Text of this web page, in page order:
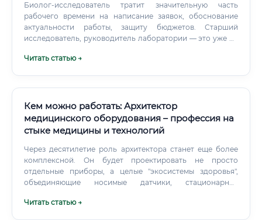
Биолог-исследователь тратит значительную часть
рабочего времени на написание заявок, обоснование
актуальности работы, защиту бюджетов. Старший
исследователь, руководитель лаборатории — это уже не
командой, распределяет ресурсы, договаривается с
Читать статью →
Кем можно работать: Архитектор
медицинского оборудования – профессия на
стыке медицины и технологий
Через десятилетие роль архитектора станет еще более
комплексной. Он будет проектировать не просто
отдельные приборы, а целые "экосистемы здоровья",
объединяющие носимые датчики, стационарное
облачные платформы для анализа данных с помощью ИИ.
Читать статью →